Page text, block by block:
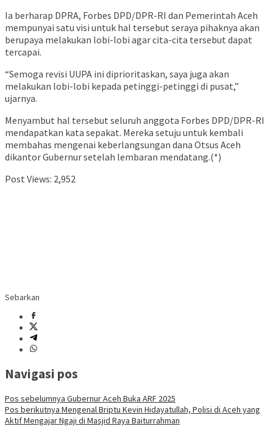
Ia berharap DPRA, Forbes DPD/DPR-RI dan Pemerintah Aceh
mempunyai satu visi untuk hal tersebut seraya pihaknya akan
berupaya melakukan lobi-lobi agar cita-cita tersebut dapat
tercapai.
“Semoga revisi UUPA ini diprioritaskan, saya juga akan
melakukan lobi-lobi kepada petinggi-petinggi di pusat,”
ujarnya.
Menyambut hal tersebut seluruh anggota Forbes DPD/DPR-RI
mendapatkan kata sepakat. Mereka setuju untuk kembali
membahas mengenai keberlangsungan dana Otsus Aceh
dikantor Gubernur setelah lembaran mendatang.(*)
Post Views: 2,952
Sebarkan
Navigasi pos
Pos sebelumnya Gubernur Aceh Buka ARF 2025
Pos berikutnya Mengenal Briptu Kevin Hidayatullah, Polisi di Aceh yang
Aktif Mengajar Ngaji di Masjid Raya Baiturrahman